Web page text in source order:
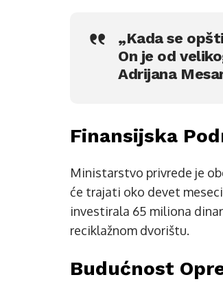
„Kada se
On je od
Adrijana
Finansijska
Ministarstvo privrede je
će trajati oko devet
investirala 65 miliona
reciklažnom dvorištu.
Budućnost